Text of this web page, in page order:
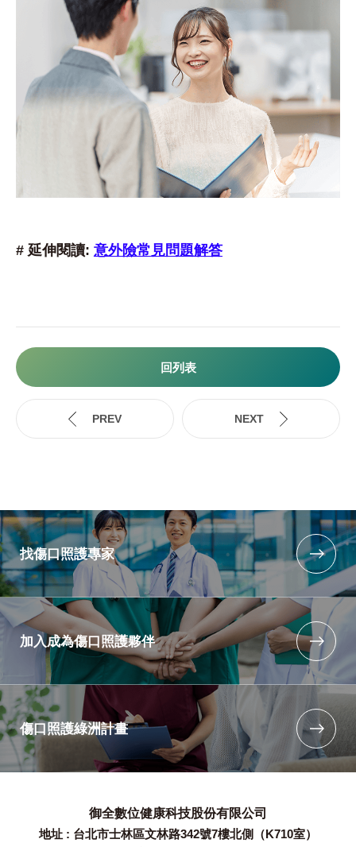
# 延伸閱讀: 意外險常見問題解答
回列表
找傷口照護專家
加入成為傷口照護夥伴
傷口照護綠洲計畫
御全數位健康科技股份有限公司
地址 : 台北市士林區文林路342號7樓北側（K710室）